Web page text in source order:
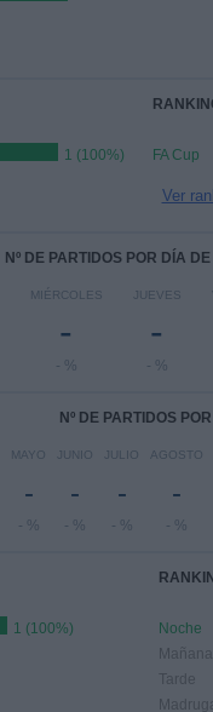
1 (100%) FA Cup
Ver
Nº DE PARTIDOS POR DÍA
MIÉRCOLES
-
- %
JUEVES
-
- %
Nº DE PARTIDOS
MAYO
-
- %
JUNIO
-
- %
JULIO
-
- %
AGOSTO
-
- %
1 (100%) Noche
Mañana
Tarde